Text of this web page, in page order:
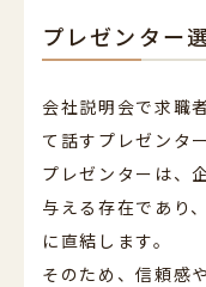
プレゼンター
会社説明会で求職
て話すプレゼンタ
プレゼンターは、
与える存在であり
に直結します。
そのため、信頼感